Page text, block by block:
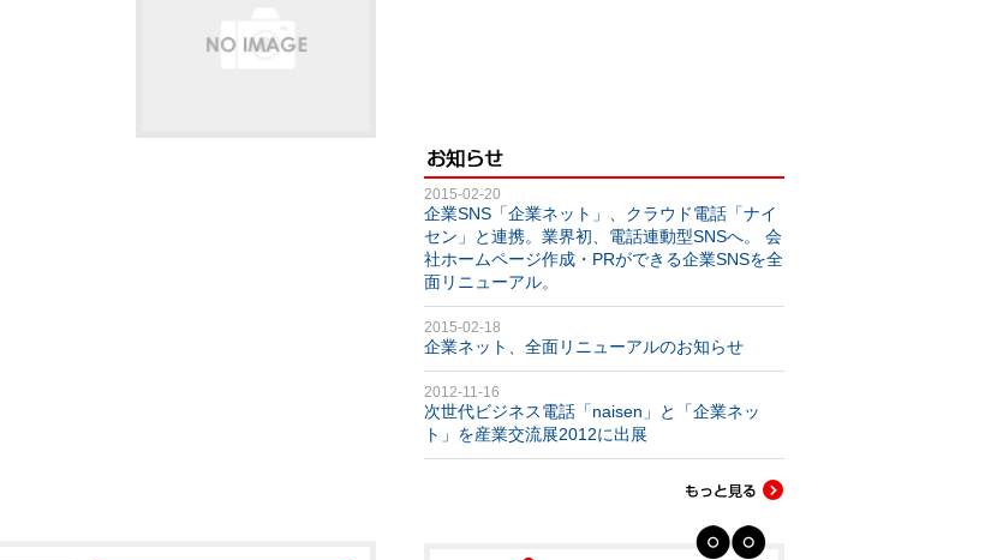
2015-02-20
企業SNS「企業ネット」、クラウド電話「ナイ
セン」と連携。業界初、電話連動型SNSへ。 会
社ホームページ作成・PRができる企業SNSを全
面リニューアル。
2015-02-18
企業ネット、全面リニューアルのお知らせ
2012-11-16
次世代ビジネス電話「naisen」と「企業ネッ
ト」を産業交流展2012に出展